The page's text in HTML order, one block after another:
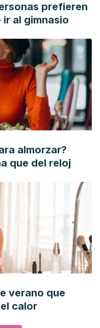
prefieren
al gimnasio
almorzar?
que del reloj
verano que
calor